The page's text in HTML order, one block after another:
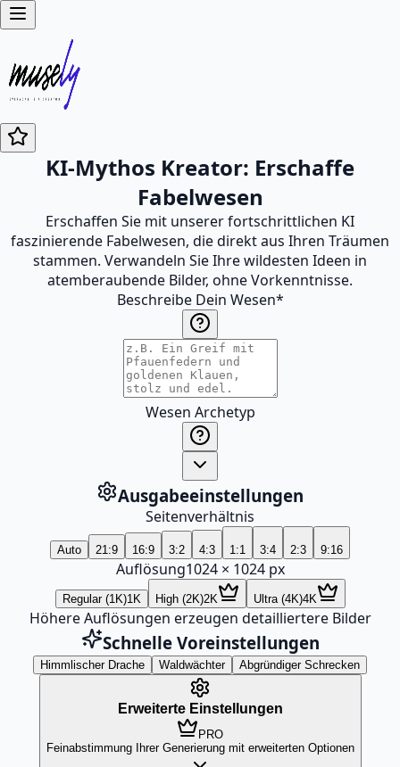
KI-Mythos Kreator: Erschaffe
Fabelwesen
Erschaffen Sie mit unserer fortschrittlichen KI
faszinierende Fabelwesen, die direkt aus Ihren Träumen
stammen. Verwandeln Sie Ihre wildesten Ideen in
atemberaubende Bilder, ohne Vorkenntnisse.
Beschreibe Dein Wesen*
Wesen Archetyp
Ausgabeeinstellungen
Seitenverhältnis
Auto 21:9 16:9 3:2 4:3 1:1 3:4 2:3 9:16
Auflösung1024× 1024px
Regular (1K)1K High (2K)2K Ultra (4K)4K
Höhere Auflösungen erzeugen detailliertere Bilder
Schnelle Voreinstellungen
Himmlischer Drache Waldwächter Abgründiger Schrecken
Erweiterte Einstellungen
PRO
Feinabstimmung Ihrer Generierung mit erweiterten Optionen